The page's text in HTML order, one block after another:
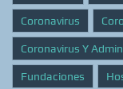
Coronavirus
Coronavirus Y
Fundaciones